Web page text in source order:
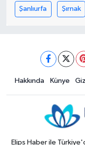
Şanlıurfa Şırnak
Hakkında Künye
Elips Haber ile